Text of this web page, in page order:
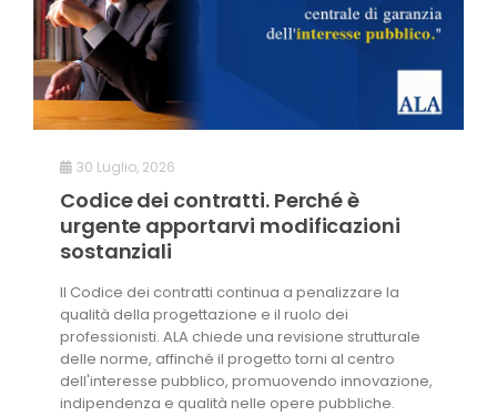
30 Luglio, 2026
Codice dei contratti. Perché è
urgente apportarvi modificazioni
sostanziali
Il Codice dei contratti continua a penalizzare la
qualità della progettazione e il ruolo dei
professionisti. ALA chiede una revisione strutturale
delle norme, affinché il progetto torni al centro
dell'interesse pubblico, promuovendo innovazione,
indipendenza e qualità nelle opere pubbliche.